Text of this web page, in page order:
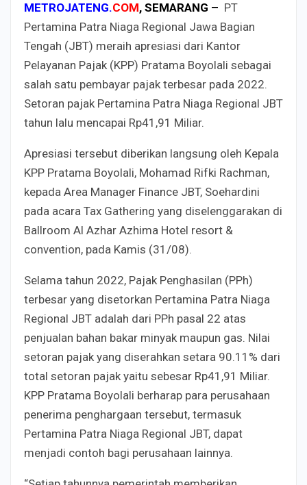
METROJATENG.COM, SEMARANG – PT
Pertamina Patra Niaga Regional Jawa Bagian
Tengah (JBT) meraih apresiasi dari Kantor
Pelayanan Pajak (KPP) Pratama Boyolali sebagai
salah satu pembayar pajak terbesar pada 2022.
Setoran pajak Pertamina Patra Niaga Regional JBT
tahun lalu mencapai Rp41,91 Miliar.
Apresiasi tersebut diberikan langsung oleh Kepala
KPP Pratama Boyolali, Mohamad Rifki Rachman,
kepada Area Manager Finance JBT, Soehardini
pada acara Tax Gathering yang diselenggarakan di
Ballroom Al Azhar Azhima Hotel resort &
convention, pada Kamis (31/08).
Selama tahun 2022, Pajak Penghasilan (PPh)
terbesar yang disetorkan Pertamina Patra Niaga
Regional JBT adalah dari PPh pasal 22 atas
penjualan bahan bakar minyak maupun gas. Nilai
setoran pajak yang diserahkan setara 90.11% dari
total setoran pajak yaitu sebesar Rp41,91 Miliar.
KPP Pratama Boyolali berharap para perusahaan
penerima penghargaan tersebut, termasuk
Pertamina Patra Niaga Regional JBT, dapat
menjadi contoh bagi perusahaan lainnya.